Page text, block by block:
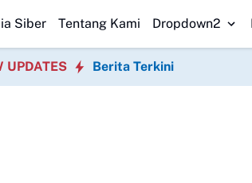
Sinergi Pemerintah DPRD Sukabumi
Siber Tentang Kami Dropdown2
UPDATES Berita Terkini